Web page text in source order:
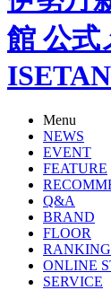
館 公式
Menu
NEWS
EVENT
FEATURE
Q&A
BRAND
FLOOR
RANKING
ONLINE
SERVICE